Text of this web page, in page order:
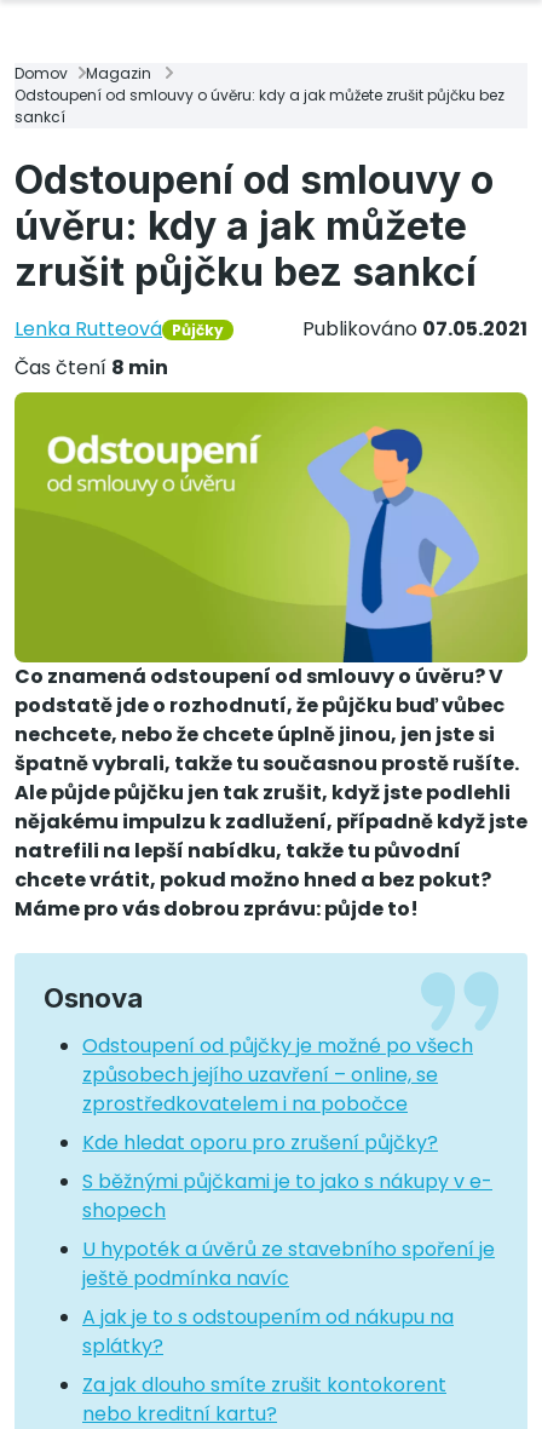
Domov
Magazin
Odstoupení od smlouvy o úvěru: kdy a jak můžete zrušit půjčku bez
sankcí
Odstoupení od smlouvy o
úvěru: kdy a jak můžete
zrušit půjčku bez sankcí
Lenka Rutteová Půjčky Publikováno 07.05.2021
Čas čtení 8 min
Co znamená odstoupení od smlouvy o úvěru? V
podstatě jde o rozhodnutí, že půjčku buď vůbec
nechcete, nebo že chcete úplně jinou, jen jste si
špatně vybrali, takže tu současnou prostě rušíte.
Ale půjde půjčku jen tak zrušit, když jste podlehli
nějakému impulzu k zadlužení, případně když jste
natrefili na lepší nabídku, takže tu původní
chcete vrátit, pokud možno hned a bez pokut?
Máme pro vás dobrou zprávu: půjde to!
Osnova
Odstoupení od půjčky je možné po všech
způsobech jejího uzavření – online, se
zprostředkovatelem i na pobočce
Kde hledat oporu pro zrušení půjčky?
S běžnými půjčkami je to jako s nákupy v e-
shopech
U hypoték a úvěrů ze stavebního spoření je
ještě podmínka navíc
A jak je to s odstoupením od nákupu na
splátky?
Za jak dlouho smíte zrušit kontokorent
nebo kreditní kartu?